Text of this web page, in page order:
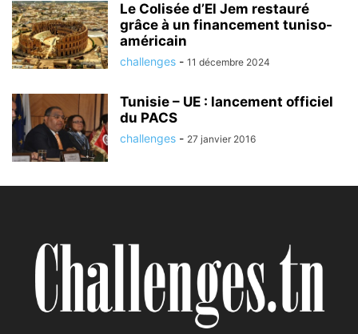
Le Colisée d’El Jem restauré
grâce à un financement tuniso-
américain
challenges - 11 décembre 2024
Tunisie – UE : lancement officiel
du PACS
challenges - 27 janvier 2016